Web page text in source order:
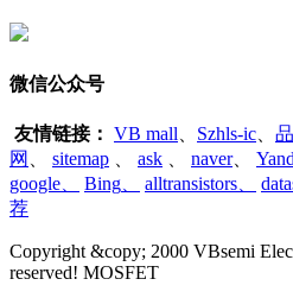
微信公众号
友情链接： VB mall Szhls-ic
网
sitemap ask naver、
google
Bing alltransistors
荐
Copyright &copy; 2000 VBsemi
reserved! MOSFET